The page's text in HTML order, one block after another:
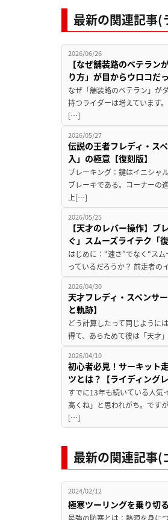
最新の関連記事(
2026/06/26
【なぜ舗装路のベテラ
り方」が目からウロコだ
なぜ「舗装路のベテラン」が
持つライダーは増えています
[…]
2026/05/27
伝説の王者フレディ・ス
入」の極意【復刻版】
ブレーキング：鍵はイニシャ
ブレーキである。コーナーの
上[…]
2026/05/25
【天才のレバー操作】
ぐ」スムーズライテク「復
はじめに：“速さ”でなく“ス
っているだろうか？ 前走者
2026/04/30
天才フレディ・スペンサ
と軌跡】
どう計算したって同じように
得て、あらためて彼は「天才
2026/04/10
初心者必見！サーキット
ツとは？【ライディング
すでに13年も続いている人気
高くね」と思われがち。です
[…]
最新の関連記事(
2024/02/12
極寒ツーリングを乗り切
最強の防寒とは：熱源を身に